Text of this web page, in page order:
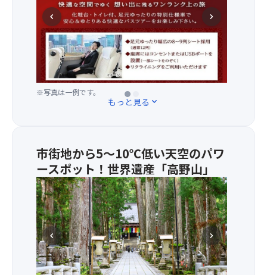
※写真は一例です。
※写真は一例です。
chevron_left chevron_right
もっと見る expand_more
市街地から5～10℃低い天空のパワ
ースポット！世界遺産「高野山」
chevron_left chevron_right